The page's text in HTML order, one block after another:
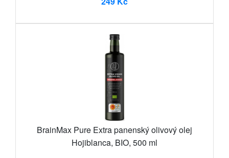
BrainMax Pure Extra panenský olivový olej
Hojiblanca, BIO, 500 ml